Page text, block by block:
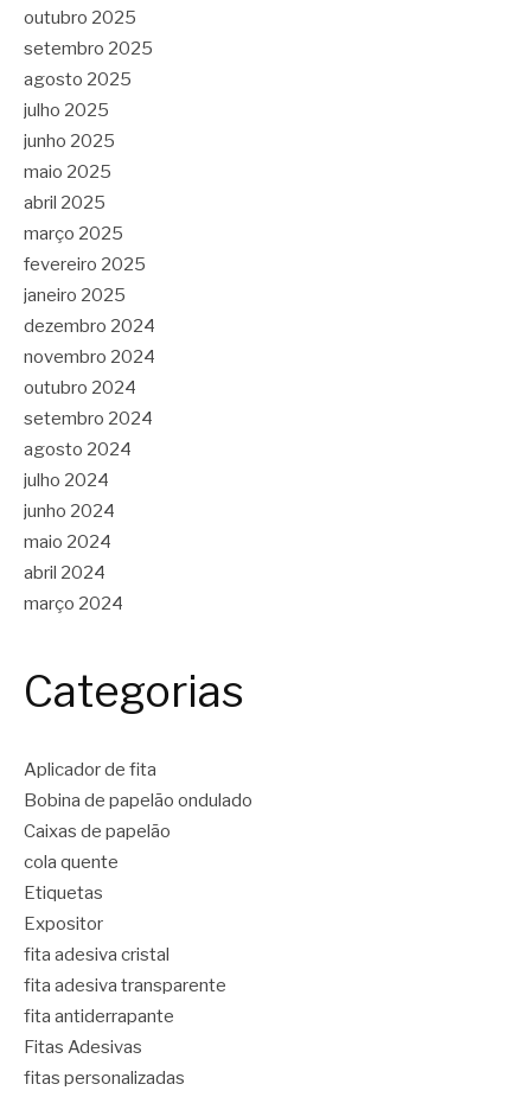
outubro 2025
setembro 2025
agosto 2025
julho 2025
junho 2025
maio 2025
abril 2025
março 2025
fevereiro 2025
janeiro 2025
dezembro 2024
novembro 2024
outubro 2024
setembro 2024
agosto 2024
julho 2024
junho 2024
maio 2024
abril 2024
março 2024
Categorias
Aplicador de fita
Bobina de papelão ondulado
Caixas de papelão
cola quente
Etiquetas
Expositor
fita adesiva cristal
fita adesiva transparente
fita antiderrapante
Fitas Adesivas
fitas personalizadas